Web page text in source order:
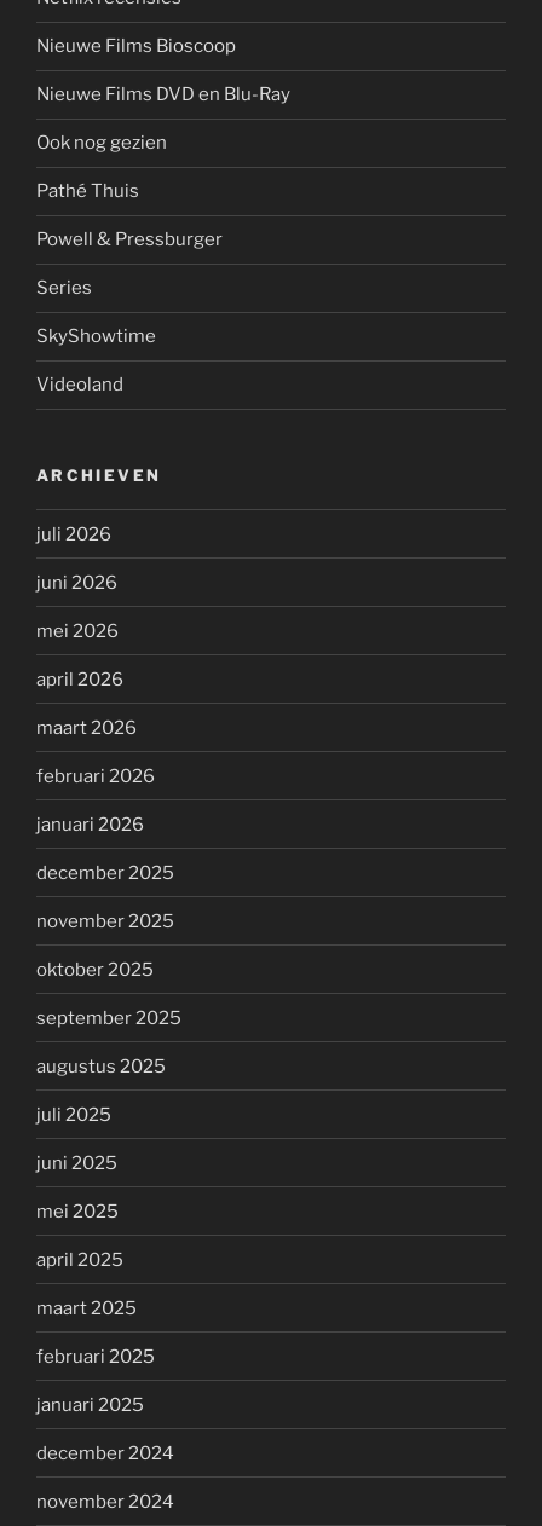
Nieuwe Films Bioscoop
Nieuwe Films DVD en Blu-Ray
Ook nog gezien
Pathé Thuis
Powell & Pressburger
Series
SkyShowtime
Videoland
ARCHIEVEN
juli 2026
juni 2026
mei 2026
april 2026
maart 2026
februari 2026
januari 2026
december 2025
november 2025
oktober 2025
september 2025
augustus 2025
juli 2025
juni 2025
mei 2025
april 2025
maart 2025
februari 2025
januari 2025
december 2024
november 2024